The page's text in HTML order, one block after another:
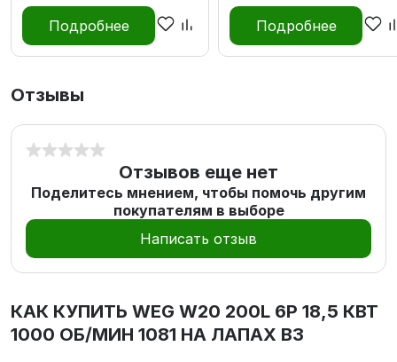
Подробнее Подробнее
Отзывы
Отзывов еще нет
Поделитесь мнением, чтобы помочь другим
покупателям в выборе
Написать отзыв
КАК КУПИТЬ WEG W20 200L 6P 18,5 КВТ
1000 ОБ/МИН 1081 НА ЛАПАХ В3